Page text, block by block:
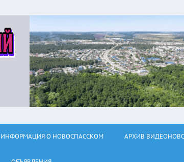
ИНФОРМАЦИЯ О НОВОСПАССКОМ АРХИВ